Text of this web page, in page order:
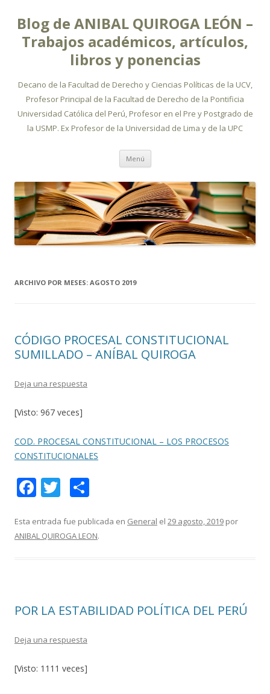
Blog de ANIBAL QUIROGA LEÓN –
Trabajos académicos, artículos,
libros y ponencias
Decano de la Facultad de Derecho y Ciencias Políticas de la UCV,
Profesor Principal de la Facultad de Derecho de la Pontificia
Universidad Católica del Perú, Profesor en el Pre y Postgrado de
la USMP. Ex Profesor de la Universidad de Lima y de la UPC
Menú Ir
contenido
ARCHIVO POR MESES: AGOSTO 2019
CÓDIGO PROCESAL CONSTITUCIONAL
SUMILLADO – ANÍBAL QUIROGA
Deja una respuesta
[Visto: 967 veces]
COD. PROCESAL CONSTITUCIONAL – LOS PROCESOS
CONSTITUCIONALES
F
ac
e
b
k
T
w
itt
er
m
p
r
Esta entrada fue publicada en General el 29 agosto, 2019 por
ANIBAL QUIROGA LEON.
POR LA ESTABILIDAD POLÍTICA DEL PERÚ
Deja una respuesta
[Visto: 1111 veces]